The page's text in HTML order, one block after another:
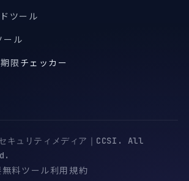
ツール
ール
限 チェッカー
キュリティメディア｜CCSI. All
無料ツール利用規約